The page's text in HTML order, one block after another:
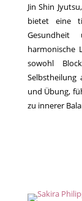
Jin Shin
bietet eine
harmonische
sowohl
Selbstheilung
und Übung,
zu innerer